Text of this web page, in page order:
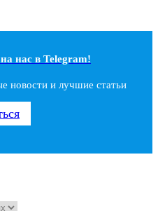
наc в Telegram!
новости и лучшие статьи